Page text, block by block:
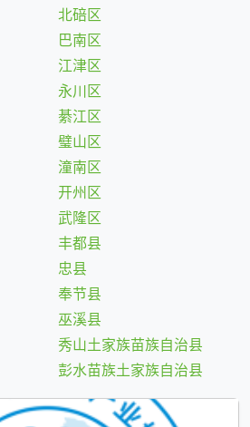
北碚区
巴南区
江津区
永川区
綦江区
璧山区
潼南区
开州区
武隆区
丰都县
忠县
奉节县
巫溪县
秀山土家族苗族自治县
彭水苗族土家族自治县